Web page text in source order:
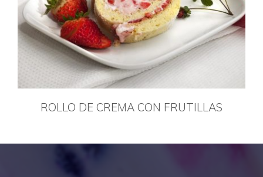
ROLLO DE CREMA CON FRUTILLAS